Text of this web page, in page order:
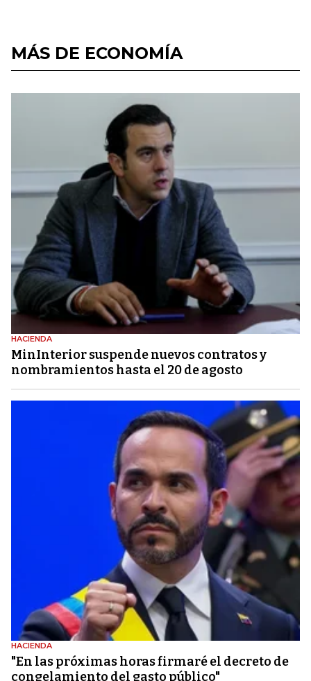
MÁS DE ECONOMÍA
HACIENDA
MinInterior suspende nuevos contratos y
nombramientos hasta el 20 de agosto
HACIENDA
"En las próximas horas firmaré el decreto de
congelamiento del gasto público"